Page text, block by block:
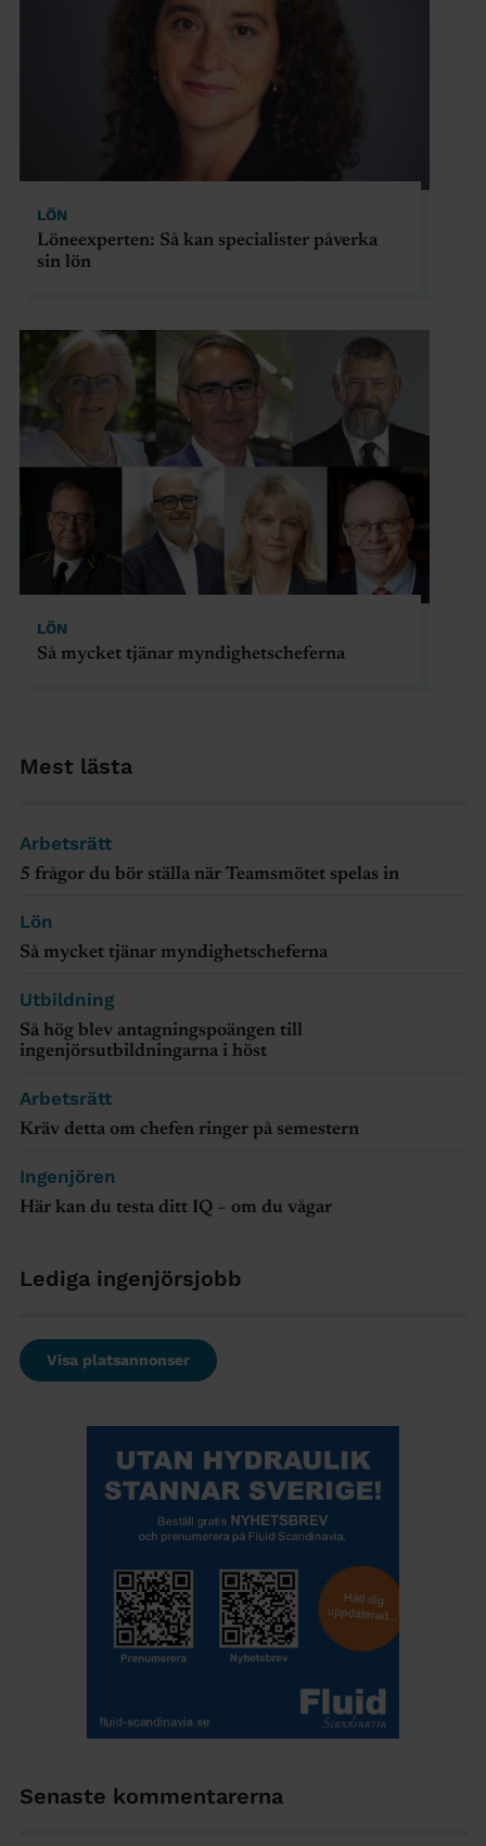
Mest lästa
Arbetsrätt
5 frågor du bör ställa när Teamsmötet spelas in
Lön
Så mycket tjänar myndighetscheferna
Utbildning
Så hög blev antagningspoängen till
ingenjörsutbildningarna i höst
Arbetsrätt
Kräv detta om chefen ringer på semestern
Ingenjören
Här kan du testa ditt IQ – om du vågar
Lediga ingenjörsjobb
Visa platsannonser
Senaste kommentarerna
LÖN
Löneexperten: Så kan specialister påverka
sin lön
LÖN
Så mycket tjänar myndighetscheferna